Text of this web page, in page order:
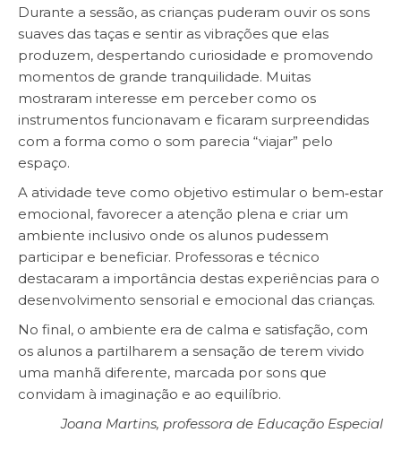
Durante a sessão, as crianças puderam ouvir os sons
suaves das taças e sentir as vibrações que elas
produzem, despertando curiosidade e promovendo
momentos de grande tranquilidade. Muitas
mostraram interesse em perceber como os
instrumentos funcionavam e ficaram surpreendidas
com a forma como o som parecia “viajar” pelo
espaço.
A atividade teve como objetivo estimular o bem‑estar
emocional, favorecer a atenção plena e criar um
ambiente inclusivo onde os alunos pudessem
participar e beneficiar. Professoras e técnico
destacaram a importância destas experiências para o
desenvolvimento sensorial e emocional das crianças.
No final, o ambiente era de calma e satisfação, com
os alunos a partilharem a sensação de terem vivido
uma manhã diferente, marcada por sons que
convidam à imaginação e ao equilíbrio.
Joana Martins, professora de Educação Especial